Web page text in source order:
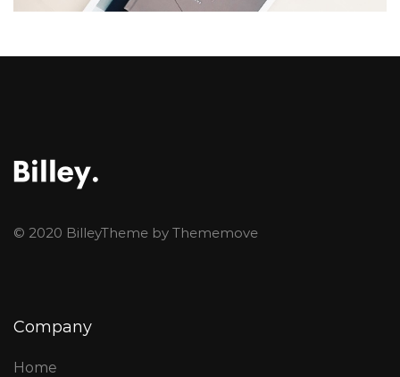
© 2020 BilleyTheme by Thememove
Company
Home